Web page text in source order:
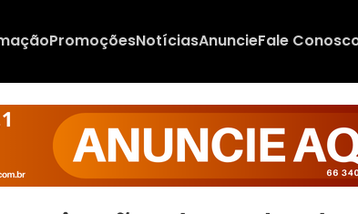
PromoçõesNotíciasAnuncieFale